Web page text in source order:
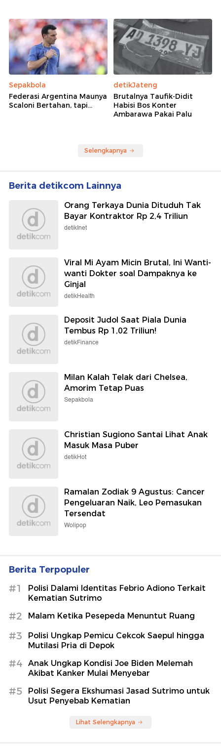
Sepakbola
Federasi Argentina Maunya
Scaloni Bertahan, tapi...
detikJateng
Brutalnya Taufik-Didit
Habisi Bos Konter
Ambarawa Pakai Palu
Selengkapnya
Berita detikcom Lainnya
Orang Terkaya Dunia Dituduh Tak
Bayar Kontraktor Rp 2,4 Triliun
detikInet
Viral Mi Ayam Micin Brutal, Ini Wanti-
wanti Dokter soal Dampaknya ke
Ginjal
detikHealth
Deposit Judol Saat Piala Dunia
Tembus Rp 1,02 Triliun!
detikFinance
Milan Kalah Telak dari Chelsea,
Amorim Tetap Puas
Sepakbola
Christian Sugiono Santai Lihat Anak
Masuk Masa Puber
detikHot
Ramalan Zodiak 9 Agustus: Cancer
Pengeluaran Naik, Leo Pemasukan
Tersendat
Wolipop
Berita Terpopuler
#1
Polisi Dalami Identitas Febrio Adiono Terkait
Kematian Sutrimo
#2 Malam Ketika Pesepeda Menuntut Ruang
#3
Polisi Ungkap Pemicu Cekcok Saepul hingga
Mutilasi Pria di Depok
#4
Anak Ungkap Kondisi Joe Biden Melemah
Akibat Kanker Mulai Menyebar
#5
Polisi Segera Ekshumasi Jasad Sutrimo untuk
Usut Penyebab Kematian
Lihat Selengkapnya